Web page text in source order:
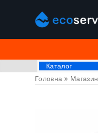
Каталог
Хімія для басейну
Головна » Магазин